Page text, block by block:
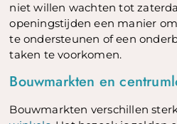
niet willen wachten tot
openingstijden een manier
te ondersteunen of een
taken te voorkomen.
Bouwmarkten en
Bouwmarkten verschillen